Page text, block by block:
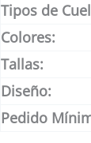
Tipos de
Colores:
Tallas:
Diseño:
Pedido